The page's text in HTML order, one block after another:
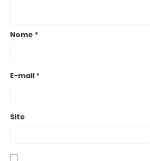
Nome *
E-mail *
Site